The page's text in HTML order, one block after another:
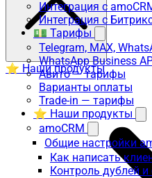
Интеграция с
Интеграция с
💵 Тарифы
Telegram, MAX,
WhatsApp Business
Авито — тарифы
Варианты оплаты
Trade-in — тарифы
⭐ Наши продукты
amoCRM
Общие настройки
Как написать
Контроль дублей
⭐ Наши продукты